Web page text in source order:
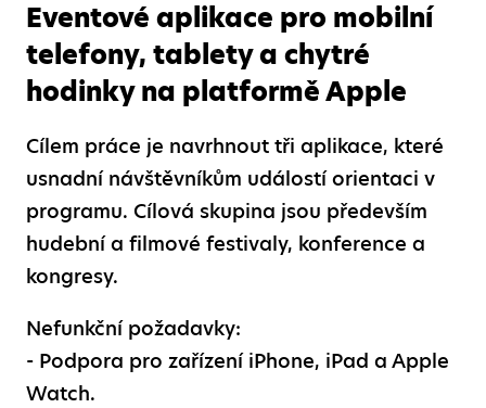
Eventové aplikace pro mobilní
telefony, tablety a chytré
hodinky na platformě Apple
Cílem práce je navrhnout tři aplikace, které
usnadní návštěvníkům událostí orientaci v
programu. Cílová skupina jsou především
hudební a filmové festivaly, konference a
kongresy.
Nefunkční požadavky:
- Podpora pro zařízení iPhone, iPad a Apple
Watch.